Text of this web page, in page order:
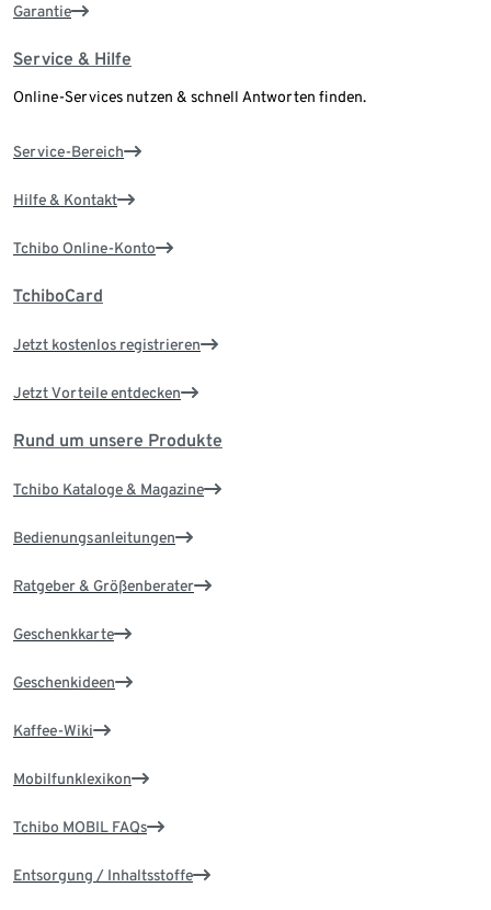
Garantie
Service & Hilfe
Online-Services nutzen & schnell Antworten finden.
Service-Bereich
Hilfe & Kontakt
Tchibo Online-Konto
TchiboCard
Jetzt kostenlos registrieren
Jetzt Vorteile entdecken
Rund um unsere Produkte
Tchibo Kataloge & Magazine
Bedienungsanleitungen
Ratgeber & Größenberater
Geschenkkarte
Geschenkideen
Kaffee-Wiki
Mobilfunklexikon
Tchibo MOBIL FAQs
Entsorgung / Inhaltsstoffe